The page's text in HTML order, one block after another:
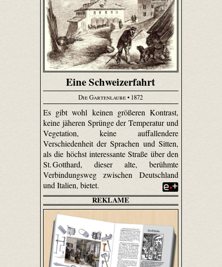
Eine Schweizerfahrt
Die Gartenlaube• 1872
Es gibt wohl keinen größeren Kontrast,
keine jäheren Sprünge der Temperatur und
Vegetation, keine auffallendere
Verschiedenheit der Sprachen und Sitten,
als die höchst interessante Straße über den
St. Gotthard, dieser alte, berühmte
Verbindungsweg zwischen Deutschland
und Italien, bietet.
REKLAME